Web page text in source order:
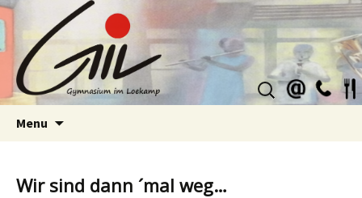
Suchen
nach:
Menu
Wir sind dann ´mal weg…